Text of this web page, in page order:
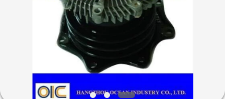
PRODUKTE